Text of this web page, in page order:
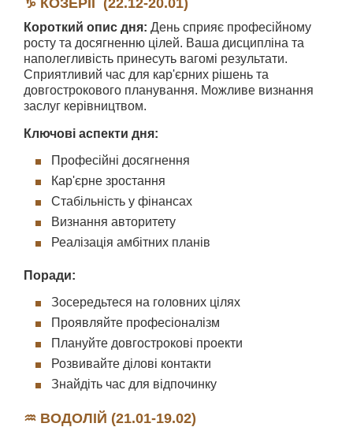
Короткий опис дня: День сприяє професійному
росту та досягненню цілей. Ваша дисципліна та
наполегливість принесуть вагомі результати.
Сприятливий час для кар'єрних рішень та
довгострокового планування. Можливе визнання
заслуг керівництвом.
Ключові аспекти дня:
Професійні досягнення
Кар'єрне зростання
Стабільність у фінансах
Визнання авторитету
Реалізація амбітних планів
Поради:
Зосередьтеся на головних цілях
Проявляйте професіоналізм
Плануйте довгострокові проекти
Розвивайте ділові контакти
Знайдіть час для відпочинку
♒ ВОДОЛІЙ (21.01-19.02)